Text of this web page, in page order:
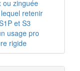
ou zinguée
retenir
et S3
usage pro
rigide